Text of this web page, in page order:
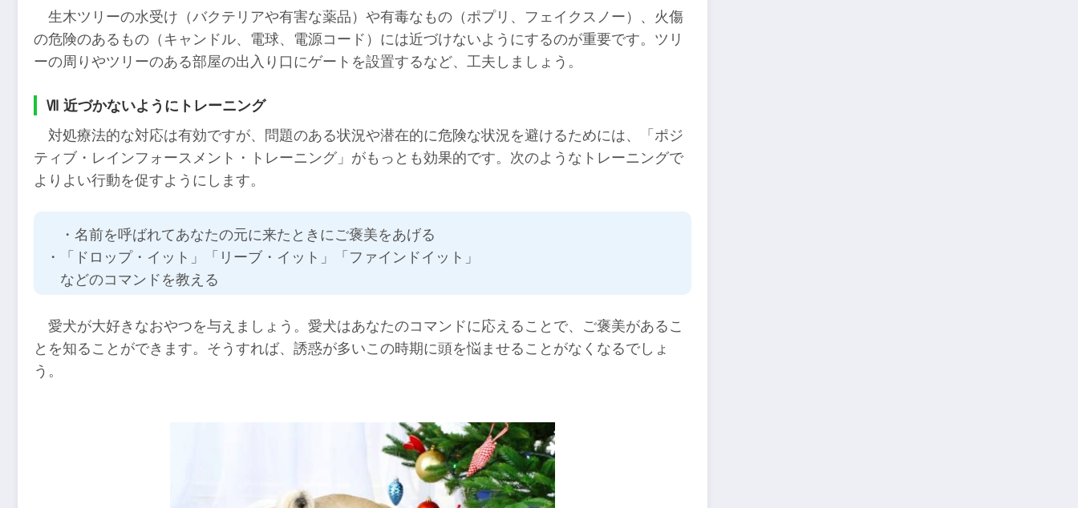
生木ツリーの水受け（バクテリアや有害な薬品）や有毒なもの（ポプリ、フェイクスノー）、火傷
の危険のあるもの（キャンドル、電球、電源コード）には近づけないようにするのが重要です。ツリ
ーの周りやツリーのある部屋の出入り口にゲートを設置するなど、工夫しましょう。
Ⅶ 近づかないようにトレーニング
対処療法的な対応は有効ですが、問題のある状況や潜在的に危険な状況を避けるためには、「ポジ
ティブ・レインフォースメント・トレーニング」がもっとも効果的です。次のようなトレーニングで
よりよい行動を促すようにします。
・名前を呼ばれてあなたの元に来たときにご褒美をあげる
・「ドロップ・イット」「リーブ・イット」「ファインドイット」
などのコマンドを教える
愛犬が大好きなおやつを与えましょう。愛犬はあなたのコマンドに応えることで、ご褒美があるこ
とを知ることができます。そうすれば、誘惑が多いこの時期に頭を悩ませることがなくなるでしょ
う。